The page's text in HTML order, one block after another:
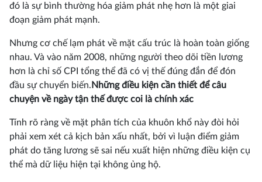
đó là sự bình thường hóa giảm phát nhẹ hơn là một giai
đoạn giảm phát mạnh.
Nhưng cơ chế lạm phát về mặt cấu trúc là hoàn toàn giống
nhau. Và vào năm 2008, những người theo dõi tiền lương
hơn là chỉ số CPI tổng thể đã có vị thế đúng đắn để đón
đầu sự chuyển biến. Những điều kiện cần thiết để câu
chuyện về ngày tận thế được coi là chính xác
Tính rõ ràng về mặt phân tích của khuôn khổ này đòi hỏi
phải xem xét cả kịch bản xấu nhất, bởi vì luận điểm giảm
phát do tăng lương sẽ sai nếu xuất hiện những điều kiện cụ
thể mà dữ liệu hiện tại không ủng hộ.